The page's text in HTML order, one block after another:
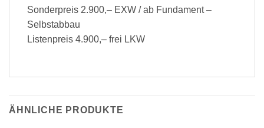
Sonderpreis 2.900,– EXW / ab Fundament –
Selbstabbau
Listenpreis 4.900,– frei LKW
ÄHNLICHE PRODUKTE